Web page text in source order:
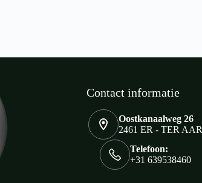
Contact informatie
Oostkanaalweg 26
2461 ER - TER AAR
Telefoon:
+31 639538460